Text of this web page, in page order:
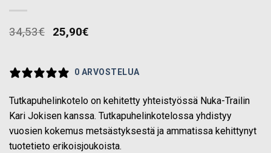
34,53€ 25,90€
0 ARVOSTELUA
Tutkapuhelinkotelo on kehitetty yhteistyössä Nuka-Trailin
Kari Jokisen kanssa. Tutkapuhelinkotelossa yhdistyy
vuosien kokemus metsästyksestä ja ammatissa kehittynyt
tuotetieto erikoisjoukoista.